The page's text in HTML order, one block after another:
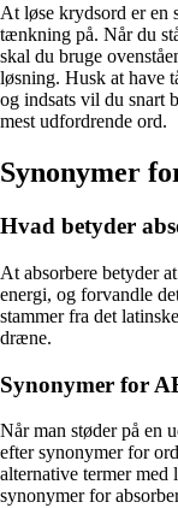
At løse krydsord er en
tænkning på. Når du
skal du bruge
løsning. Husk at have
og indsats vil du snart
mest udfordrende ord.
Synonymer
Hvad betyder
At absorbere betyder
energi, og forvandle
stammer fra det
dræne.
Synonymer for
Når man støder på en
efter synonymer for
alternative termer med
synonymer for